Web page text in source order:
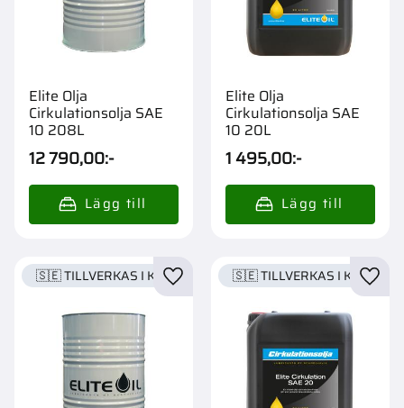
Elite Olja
Cirkulationsolja SAE
10 208L
12 790,00:-
Elite Olja
Cirkulationsolja SAE
10 20L
1 495,00:-
🇸🇪 TILLVERKAS I KARLSTADLägg till i favoriter
🇸🇪 TILLVERKAS I